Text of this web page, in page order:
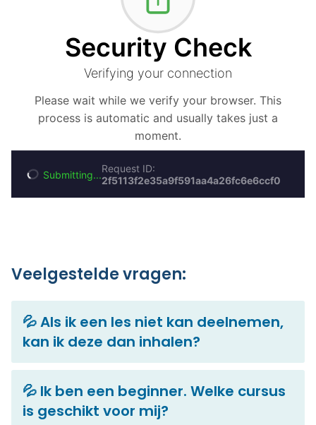
Veelgestelde vragen:
💦 Als ik een les niet kan deelnemen,
kan ik deze dan inhalen?
💦 Ik ben een beginner. Welke cursus
is geschikt voor mij?